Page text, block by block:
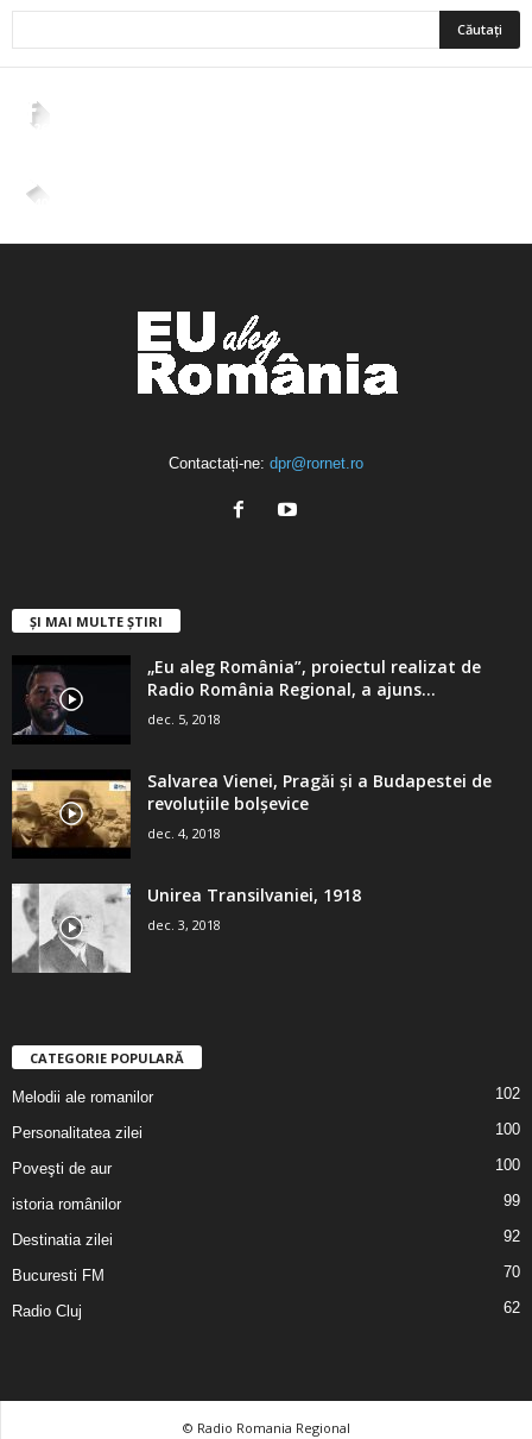
2,265
4,400
Contactați-ne: dpr@rornet.ro
ȘI MAI MULTE ȘTIRI
„Eu aleg România”, proiectul realizat de
Radio România Regional, a ajuns...
dec. 5, 2018
Salvarea Vienei, Pragăi şi a Budapestei de
revoluţiile bolşevice
dec. 4, 2018
Unirea Transilvaniei, 1918
dec. 3, 2018
CATEGORIE POPULARĂ
Melodii ale romanilor 102
Personalitatea zilei 100
Poveşti de aur 100
istoria românilor 99
Destinatia zilei 92
Bucuresti FM 70
Radio Cluj 62
© Radio Romania Regional